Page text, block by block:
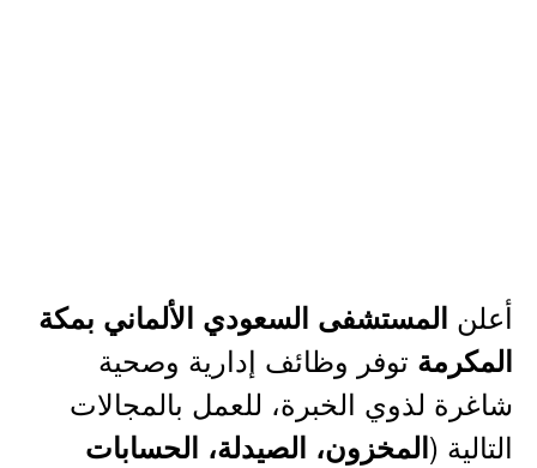
أعلن المستشفى السعودي الألماني بمكة
المكرمة توفر وظائف إدارية وصحية
شاغرة لذوي الخبرة، للعمل بالمجالات
التالية (المخزون، الصيدلة، الحسابات